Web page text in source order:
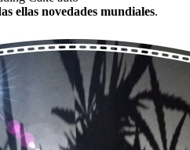
ellas novedades mundiales.